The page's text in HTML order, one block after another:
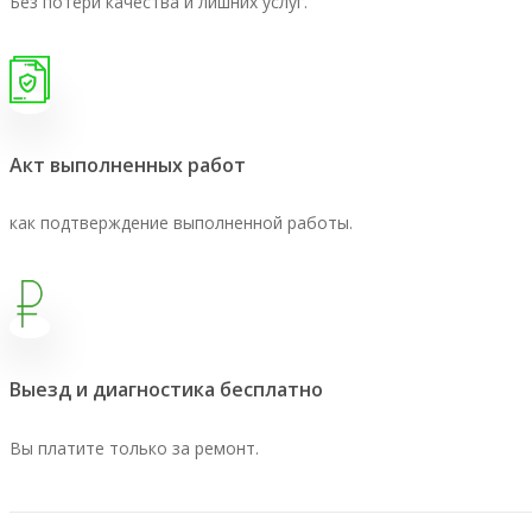
Акт выполненных работ
как подтверждение выполненной работы.
Выезд и диагностика бесплатно
Вы платите только за ремонт.